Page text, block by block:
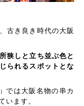
古き良き時代の大阪
狭しと立ち並ぶ色と
られるスポットとな
では大阪名物の串カ
います。